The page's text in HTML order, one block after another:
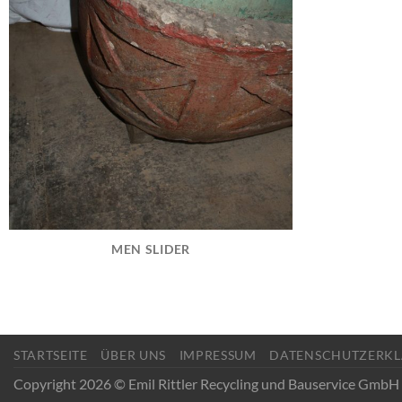
MEN SLIDER
STARTSEITE ÜBER UNS IMPRESSUM
Copyright 2026 © Emil Rittler Recycling und Bauservice GmbH